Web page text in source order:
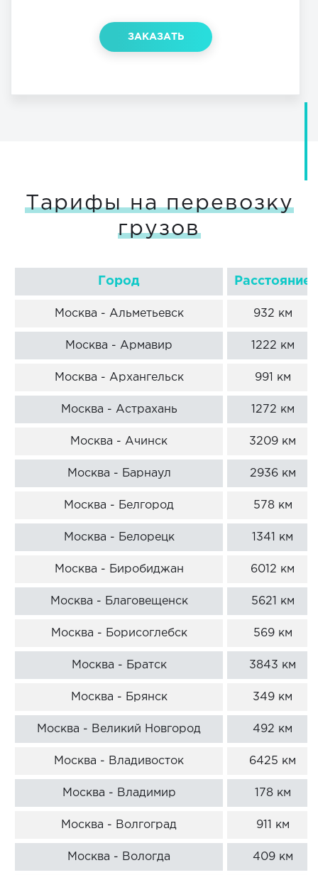
ЗАКАЗАТЬ
Тарифы на перевозку
грузов
Город Расстояние
Москва - Альметьевск 932 км
Москва - Армавир 1222 км
Москва - Архангельск 991 км
Москва - Астрахань 1272 км
Москва - Ачинск 3209 км
Москва - Барнаул 2936 км
Москва - Белгород 578 км
Москва - Белорецк 1341 км
Москва - Биробиджан 6012 км
Москва - Благовещенск 5621 км
Москва - Борисоглебск 569 км
Москва - Братск 3843 км
Москва - Брянск 349 км
Москва - Великий Новгород 492 км
Москва - Владивосток 6425 км
Москва - Владимир 178 км
Москва - Волгоград 911 км
Москва - Вологда 409 км